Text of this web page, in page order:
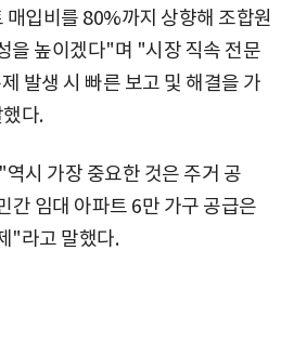
입비를 80%까지 상향해 조합원
을 높이겠다"며 "시장 직속 전문
발생 시 빠른 보고 및 해결을 가
다.
시 가장 중요한 것은 주거 공
간 임대 아파트 6만 가구 공급은
"라고 말했다.